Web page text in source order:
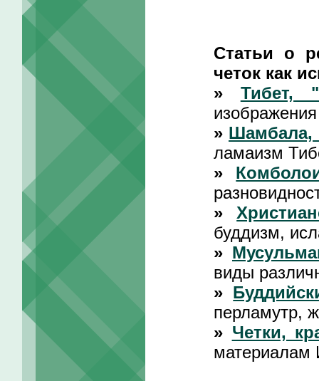
Статьи о
четок как
»
Тибет,
» Шамбала,
ламаизм
»
»
буддизм,
»
виды
»
перламутр,
» Четки,
материалам